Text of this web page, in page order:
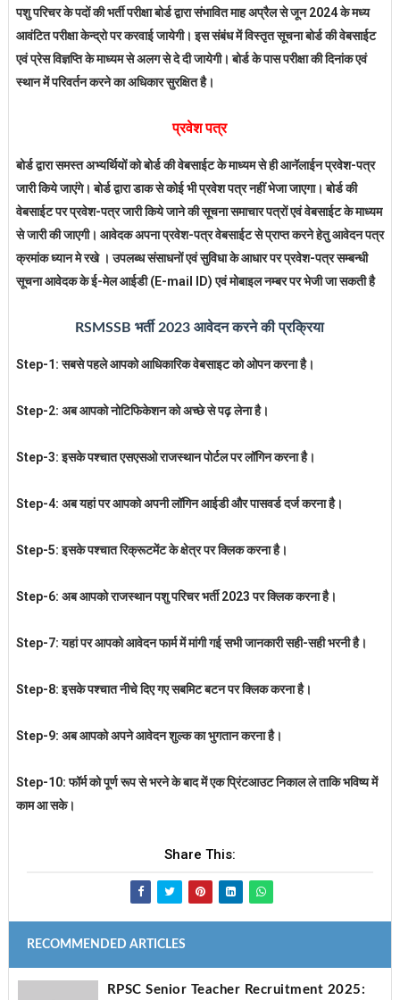
पशु परिचर के पदों की भर्ती परीक्षा बोर्ड द्वारा संभावित माह अप्रैल से जून 2024 के मध्य
आवंटित परीक्षा केन्द्रो पर करवाई जायेगी। इस संबंध में विस्तृत सूचना बोर्ड की वेबसाईट
एवं प्रेस विज्ञप्ति के माध्यम से अलग से दे दी जायेगी। बोर्ड के पास परीक्षा की दिनांक एवं
स्थान में परिवर्तन करने का अधिकार सुरक्षित है।
प्रवेश पत्र
बोर्ड द्वारा समस्त अभ्यर्थियों को बोर्ड की वेबसाईट के माध्यम से ही आनॅलाईन प्रवेश-पत्र
जारी किये जाएंगे। बोर्ड द्वारा डाक से कोई भी प्रवेश पत्र नहीं भेजा जाएगा। बोर्ड की
वेबसाईट पर प्रवेश-पत्र जारी किये जाने की सूचना समाचार पत्रों एवं वेबसाईट के माध्यम
से जारी की जाएगी। आवेदक अपना प्रवेश-पत्र वेबसाईट से प्राप्त करने हेतु आवेदन पत्र
क्रमांक ध्यान मे रखे । उपलब्ध संसाधनों एवं सुविधा के आधार पर प्रवेश-पत्र सम्बन्धी
सूचना आवेदक के ई-मेल आईडी (E-mail ID) एवं मोबाइल नम्बर पर भेजी जा सकती है
RSMSSB भर्ती 2023 आवेदन करने की प्रक्रिया
Step-1: सबसे पहले आपको आधिकारिक वेबसाइट को ओपन करना है।
Step-2: अब आपको नोटिफिकेशन को अच्छे से पढ़ लेना है।
Step-3: इसके पश्चात एसएसओ राजस्थान पोर्टल पर लॉगिन करना है।
Step-4: अब यहां पर आपको अपनी लॉगिन आईडी और पासवर्ड दर्ज करना है।
Step-5: इसके पश्चात रिक्रूटमेंट के क्षेत्र पर क्लिक करना है।
Step-6: अब आपको राजस्थान पशु परिचर भर्ती 2023 पर क्लिक करना है।
Step-7: यहां पर आपको आवेदन फार्म में मांगी गई सभी जानकारी सही-सही भरनी है।
Step-8: इसके पश्चात नीचे दिए गए सबमिट बटन पर क्लिक करना है।
Step-9: अब आपको अपने आवेदन शुल्क का भुगतान करना है।
Step-10: फॉर्म को पूर्ण रूप से भरने के बाद में एक प्रिंटआउट निकाल ले ताकि भविष्य में
काम आ सके।
Share This:
RECOMMENDED ARTICLES
RPSC Senior Teacher Recruitment 2025: